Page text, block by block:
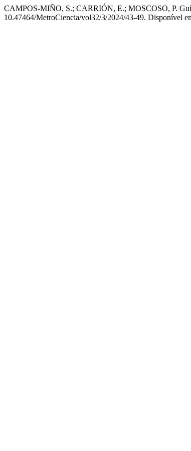
CAMPOS-MIÑO, S.; CARRIÓN, E.; MOSCOSO, P.
10.47464/MetroCiencia/vol32/3/2024/43-49. Disponível